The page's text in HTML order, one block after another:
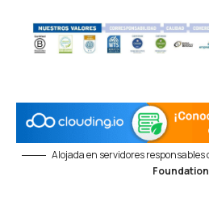
Alojada en servidores responsables
Foundation